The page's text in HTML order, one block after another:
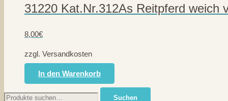
31220 Kat.Nr.312As Reitpferd weich
8,00€
zzgl. Versandkosten
In den Warenkorb
Suche
Suchen